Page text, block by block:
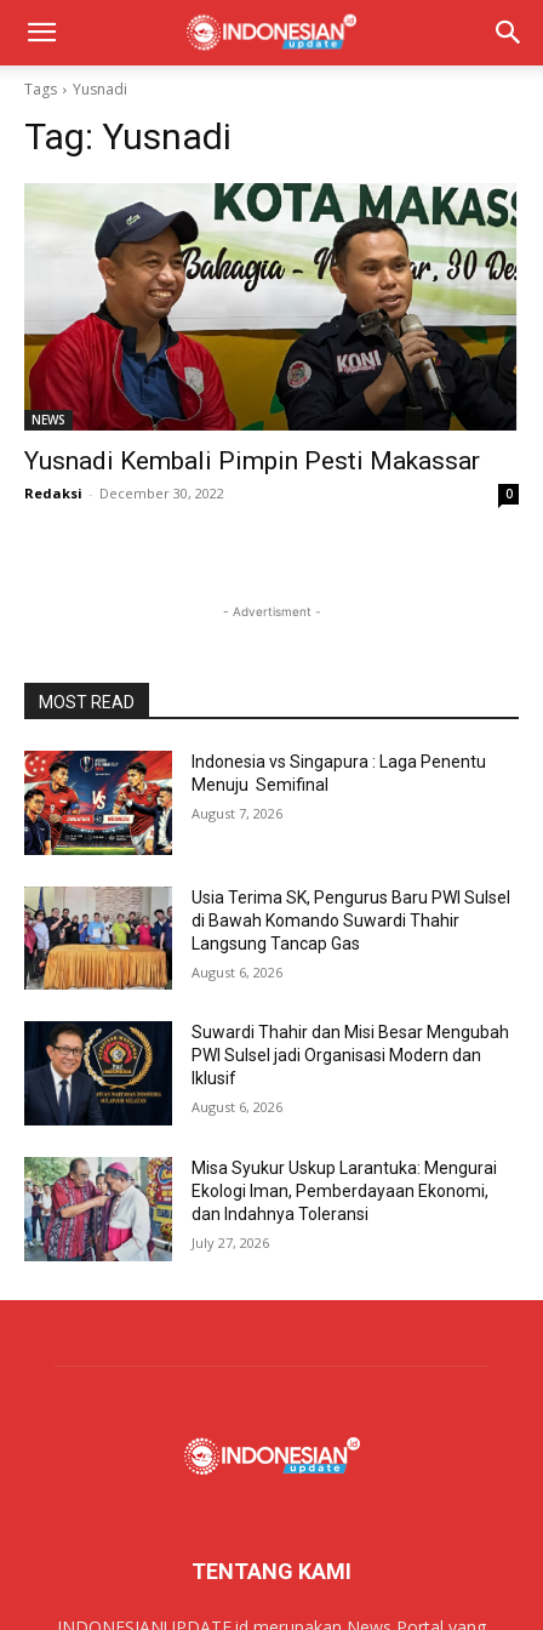
Tags Yusnadi
Tag: Yusnadi
NEWS
Yusnadi Kembali Pimpin Pesti Makassar
Redaksi - December 30, 2022 0
- Advertisment -
MOST READ
Indonesia vs Singapura : Laga Penentu
Menuju Semifinal
August 7, 2026
Usia Terima SK, Pengurus Baru PWI Sulsel
di Bawah Komando Suwardi Thahir
Langsung Tancap Gas
August 6, 2026
Suwardi Thahir dan Misi Besar Mengubah
PWI Sulsel jadi Organisasi Modern dan
Iklusif
August 6, 2026
Misa Syukur Uskup Larantuka: Mengurai
Ekologi Iman, Pemberdayaan Ekonomi,
dan Indahnya Toleransi
July 27, 2026
TENTANG KAMI